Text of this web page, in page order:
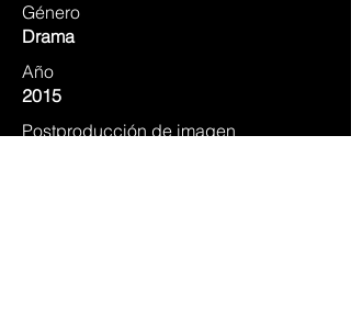
Género
Drama
Año
2015
Postproducción de imagen